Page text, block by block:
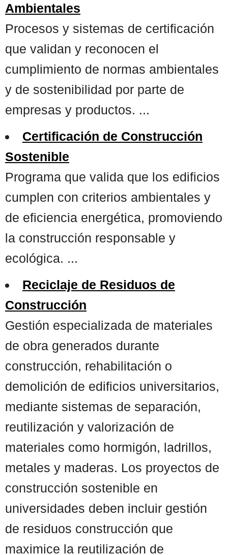
Ambientales
Procesos y sistemas de certificación
que validan y reconocen el
cumplimiento de normas ambientales
y de sostenibilidad por parte de
empresas y productos. ...
Certificación de Construcción
Sostenible
Programa que valida que los edificios
cumplen con criterios ambientales y
de eficiencia energética, promoviendo
la construcción responsable y
ecológica. ...
Reciclaje de Residuos de
Construcción
Gestión especializada de materiales
de obra generados durante
construcción, rehabilitación o
demolición de edificios universitarios,
mediante sistemas de separación,
reutilización y valorización de
materiales como hormigón, ladrillos,
metales y maderas. Los proyectos de
construcción sostenible en
universidades deben incluir gestión
de residuos construcción que
maximice la reutilización de